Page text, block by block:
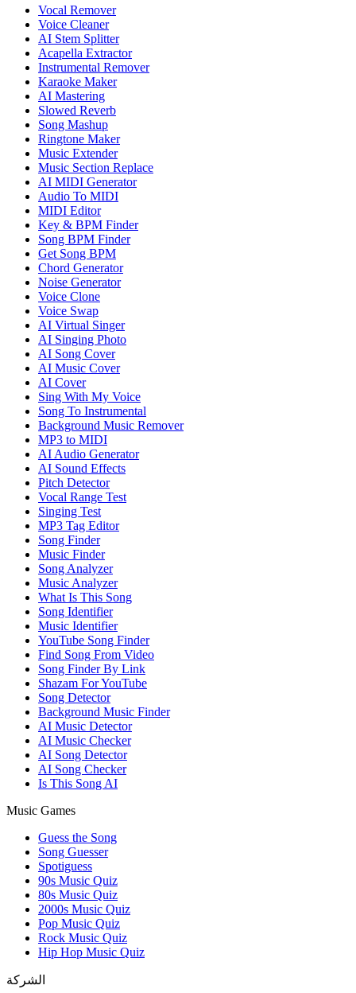
Vocal Remover
Voice Cleaner
AI Stem Splitter
Acapella Extractor
Instrumental Remover
Karaoke Maker
AI Mastering
Slowed Reverb
Song Mashup
Ringtone Maker
Music Extender
Music Section Replace
AI MIDI Generator
Audio To MIDI
MIDI Editor
Key & BPM Finder
Song BPM Finder
Get Song BPM
Chord Generator
Noise Generator
Voice Clone
Voice Swap
AI Virtual Singer
AI Singing Photo
AI Song Cover
AI Music Cover
AI Cover
Sing With My Voice
Song To Instrumental
Background Music Remover
MP3 to MIDI
AI Audio Generator
AI Sound Effects
Pitch Detector
Vocal Range Test
Singing Test
MP3 Tag Editor
Song Finder
Music Finder
Song Analyzer
Music Analyzer
What Is This Song
Song Identifier
Music Identifier
YouTube Song Finder
Find Song From Video
Song Finder By Link
Shazam For YouTube
Song Detector
Background Music Finder
AI Music Detector
AI Music Checker
AI Song Detector
AI Song Checker
Is This Song AI
Music Games
Guess the Song
Song Guesser
Spotiguess
90s Music Quiz
80s Music Quiz
2000s Music Quiz
Pop Music Quiz
Rock Music Quiz
Hip Hop Music Quiz
الشركة